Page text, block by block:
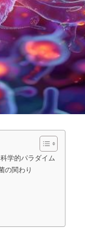
学的パラダイム
の関わり